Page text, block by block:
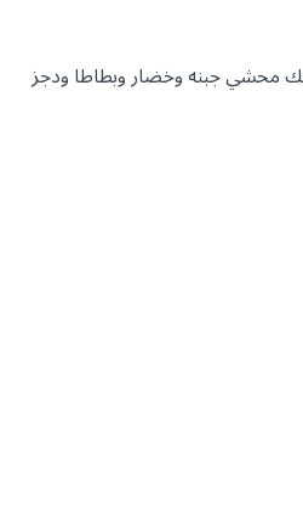
محشي جبنه وخضار وبطاطا ودجز